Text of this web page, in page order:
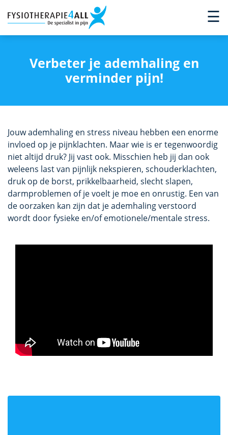
☰
×
Verbeter je ademhaling en
verminder pijn!
Jouw ademhaling en stress niveau hebben een enorme
invloed op je pijnklachten. Maar wie is er tegenwoordig
niet altijd druk? Jij vast ook. Misschien heb jij dan ook
weleens last van pijnlijk nekspieren, schouderklachten,
druk op de borst, prikkelbaarheid, slecht slapen,
darmproblemen of je voelt je moe en onrustig. Een van
de oorzaken kan zijn dat je ademhaling verstoord
wordt door fysieke en/of emotionele/mentale stress.